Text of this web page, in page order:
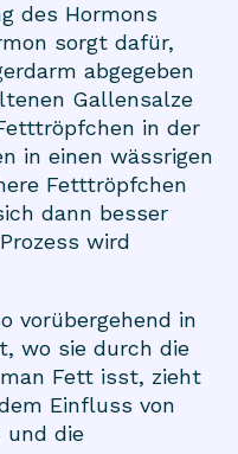
des Hormons
sorgt dafür,
abgegeben
Gallensalze
in der
in einen wässrigen
Fetttröpfchen
dann besser
wird
vorübergehend in
wo sie durch die
Fett isst, zieht
Einfluss von
und die